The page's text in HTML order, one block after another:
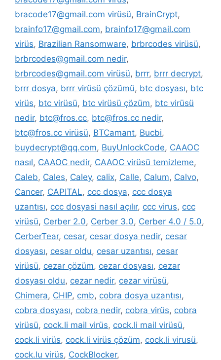
bracode17@gmail.com virüsü, BrainCrypt,
brainfo17@gmail.com, brainfo17@gmail.com
virüs, Brazilian Ransomware, brbrcodes virüsü,
brbrcodes@gmail.com nedir,
brbrcodes@gmail.com virüsü, brrr, brrr decrypt,
brrr dosya, brrr virüsü çözümü, btc dosyası, btc
virüs, btc virüsü, btc virüsü çözüm, btc virüsü
nedir, btc@fros.cc, btc@fros.cc nedir,
btc@fros.cc virüsü, BTCamant, Bucbi,
buydecrypt@qq.com, BuyUnlockCode, CAAOC
nasıl, CAAOC nedir, CAAOC virüsü temizleme,
Caleb, Cales, Caley, calix, Calle, Calum, Calvo,
Cancer, CAPITAL, ccc dosya, ccc dosya
uzantısı, ccc dosyasi nasıl açılır, ccc virus, ccc
virüsü, Cerber 2.0, Cerber 3.0, Cerber 4.0 / 5.0,
CerberTear, cesar, cesar dosya nedir, cesar
dosyası, cesar oldu, cesar uzantısı, cesar
virüsü, cezar çözüm, cezar dosyası, cezar
dosyası oldu, cezar nedir, cezar virüsü,
Chimera, CHIP, cmb, cobra dosya uzantısı,
cobra dosyası, cobra nedir, cobra virüs, cobra
virüsü, cock.li mail virüs, cock.li mail virüsü,
cock.li virüs, cock.li virüs çözüm, cock.li virusü,
cock.lu virüs, CockBlocker,